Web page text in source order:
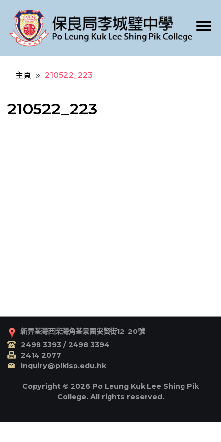
Po Leung Kuk Lee Shing Pik College
主頁 210522_223
210522_223
新界荃灣西柴灣角荃景圍安賢街12-20號
2498 3393 / 2498 3394
2414 2077
inquiry@plklsp.edu.hk
Copyright © 2026 Po Leung Kuk Lee Shing Pik
College. All rights reserved.